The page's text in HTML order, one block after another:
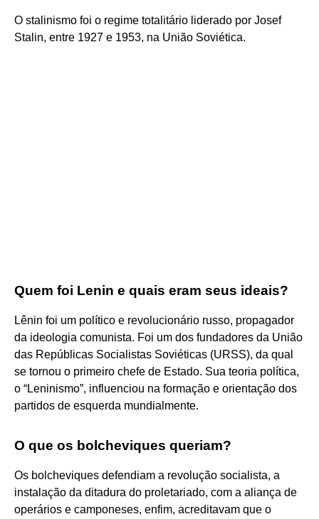
O stalinismo foi o regime totalitário liderado por Josef
Stalin, entre 1927 e 1953, na União Soviética.
Quem foi Lenin e quais eram seus ideais?
Lênin foi um político e revolucionário russo, propagador
da ideologia comunista. Foi um dos fundadores da União
das Repúblicas Socialistas Soviéticas (URSS), da qual
se tornou o primeiro chefe de Estado. Sua teoria política,
o “Leninismo”, influenciou na formação e orientação dos
partidos de esquerda mundialmente.
O que os bolcheviques queriam?
Os bolcheviques defendiam a revolução socialista, a
instalação da ditadura do proletariado, com a aliança de
operários e camponeses, enfim, acreditavam que o